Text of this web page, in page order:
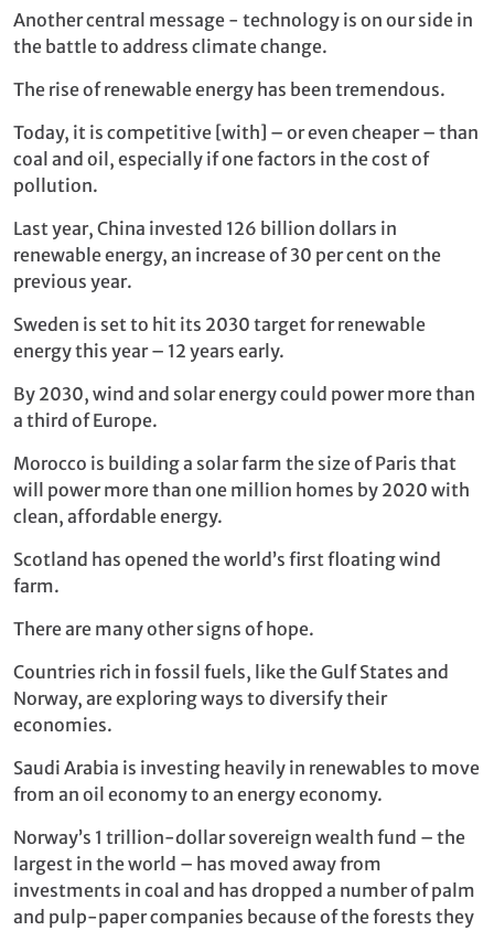
Another central message - technology is on our side in
the battle to address climate change.
The rise of renewable energy has been tremendous.
Today, it is competitive [with] – or even cheaper – than
coal and oil, especially if one factors in the cost of
pollution.
Last year, China invested 126 billion dollars in
renewable energy, an increase of 30 per cent on the
previous year.
Sweden is set to hit its 2030 target for renewable
energy this year – 12 years early.
By 2030, wind and solar energy could power more than
a third of Europe.
Morocco is building a solar farm the size of Paris that
will power more than one million homes by 2020 with
clean, affordable energy.
Scotland has opened the world’s first floating wind
farm.
There are many other signs of hope.
Countries rich in fossil fuels, like the Gulf States and
Norway, are exploring ways to diversify their
economies.
Saudi Arabia is investing heavily in renewables to move
from an oil economy to an energy economy.
Norway’s 1 trillion-dollar sovereign wealth fund – the
largest in the world – has moved away from
investments in coal and has dropped a number of palm
and pulp-paper companies because of the forests they